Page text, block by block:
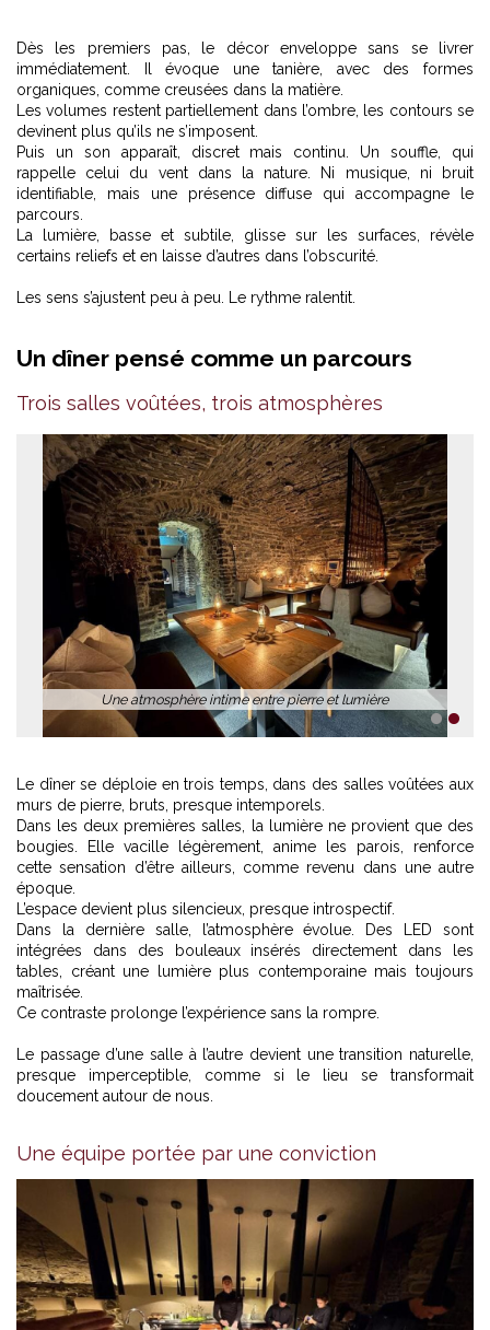
Dès les premiers pas, le décor enveloppe sans se livrer
immédiatement. Il évoque une tanière, avec des formes
organiques, comme creusées dans la matière.
Les volumes restent partiellement dans l’ombre, les contours se
devinent plus qu’ils ne s’imposent.
Puis un son apparaît, discret mais continu. Un souffle, qui
rappelle celui du vent dans la nature. Ni musique, ni bruit
identifiable, mais une présence diffuse qui accompagne le
parcours.
La lumière, basse et subtile, glisse sur les surfaces, révèle
certains reliefs et en laisse d’autres dans l’obscurité.
Les sens s’ajustent peu à peu. Le rythme ralentit.
Un dîner pensé comme un parcours
Trois salles voûtées, trois atmosphères
Une atmosphère intime entre pierre et lumière
1 2
Le dîner se déploie en trois temps, dans des salles voûtées aux
murs de pierre, bruts, presque intemporels.
Dans les deux premières salles, la lumière ne provient que des
bougies. Elle vacille légèrement, anime les parois, renforce
cette sensation d’être ailleurs, comme revenu dans une autre
époque.
L’espace devient plus silencieux, presque introspectif.
Dans la dernière salle, l’atmosphère évolue. Des LED sont
intégrées dans des bouleaux insérés directement dans les
tables, créant une lumière plus contemporaine mais toujours
maîtrisée.
Ce contraste prolonge l’expérience sans la rompre.
Le passage d’une salle à l’autre devient une transition naturelle,
presque imperceptible, comme si le lieu se transformait
doucement autour de nous.
Une équipe portée par une conviction